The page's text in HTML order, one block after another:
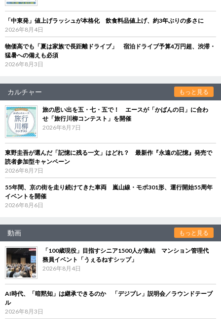
「中東発」値上げラッシュが本格化 飲食料品値上げ、約3年ぶりの多さに
2026年8月4日
物価高でも「夏は家族で長距離ドライブ」 宿泊ドライブ予算4万円超、渋滞・
猛暑への備えも必須
2026年8月3日
カルチャー もっと見る
旅の思い出を五・七・五で！ エースが「かばんの日」に合わ
せ「旅行川柳コンテスト」を開催
2026年8月7日
東野圭吾が選んだ「記憶に残る一文」はどれ？ 最新作『永遠の記憶』発売で
読者参加型キャンペーン
2026年8月7日
55年間、京の街を走り続けてきた車両 嵐山線・モボ301形、運行開始55周年
イベントを開催
2026年8月6日
動画 もっと見る
「100歳現役」目指すシニア1500人が集結 マンション管理代
務員イベント「うぇるねすシップ」
2026年8月4日
AI時代、「暗黙知」は継承できるのか 「デジブレ」説明会／ラウンドテーブ
ル
2026年8月3日